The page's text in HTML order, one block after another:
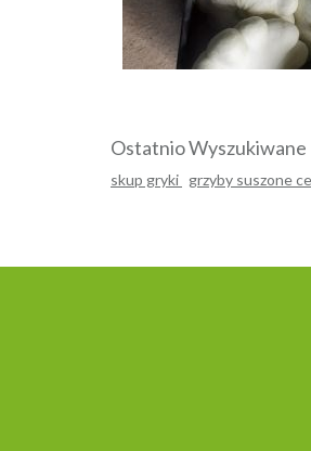
Ostatnio Wyszukiwane
skup gryki grzyby suszone